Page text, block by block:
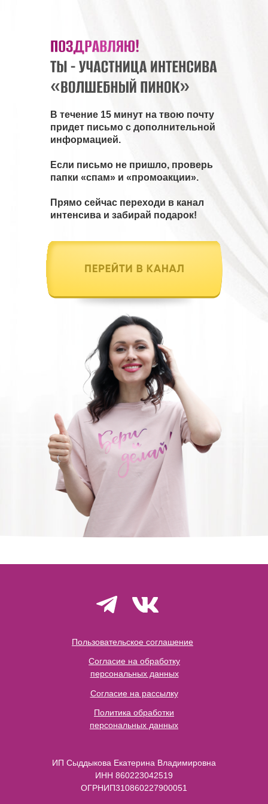
В течение 15 минут на твою почту
придет письмо с дополнительной
информацией.
Если письмо не пришло, проверь
папки «спам» и «промоакции».
Прямо сейчас переходи в канал
интенсива и забирай подарок!
Политика обработки
персональных данных
Согласие на обработку
персональных данных
Пользовательское соглашение
ИП Сыддыкова Екатерина Владимировна
ИНН 860223042519
ОГРНИП310860227900051
Согласие на рассылку